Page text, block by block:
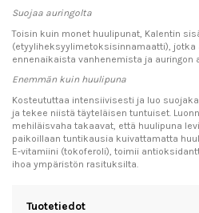
Suojaa auringolta
Toisin kuin monet huulipunat, Kalentin
(etyyliheksyylimetoksisinnamaatti),
ennenaikaista vanhenemista ja auringon
Enemmän kuin huulipuna
Kosteututtaa intensiivisesti ja luo
ja tekee niistä täyteläisen tuntuiset.
mehiläisvaha takaavat, että huulipuna
paikoillaan tuntikausia kuivattamatta
E-vitamiini (tokoferoli), toimii
ihoa ympäristön rasituksilta.
Tuotetiedot